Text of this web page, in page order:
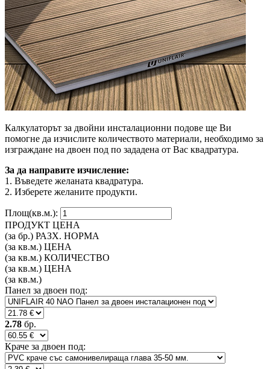
Калкулаторът за двойни инсталационни подове ще Ви
помогне да изчислите количеството материали, необходимо за
изграждане на двоен под по зададена от Вас квадратура.
За да направите изчисление:
1. Въведете желаната квадратура.
2. Изберете желаните продукти.
Площ(кв.м.):
ПРОДУКТ ЦЕНА
(за бр.) РАЗХ. НОРМА
(за кв.м.) ЦЕНА
(за кв.м.) КОЛИЧЕСТВО
(за кв.м.) ЦЕНА
(за кв.м.)
Панел за двоен под:
2.78 бр.
Краче за двоен под: